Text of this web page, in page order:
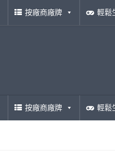
按廠商廠牌 輕鬆
按廠商廠牌 輕鬆